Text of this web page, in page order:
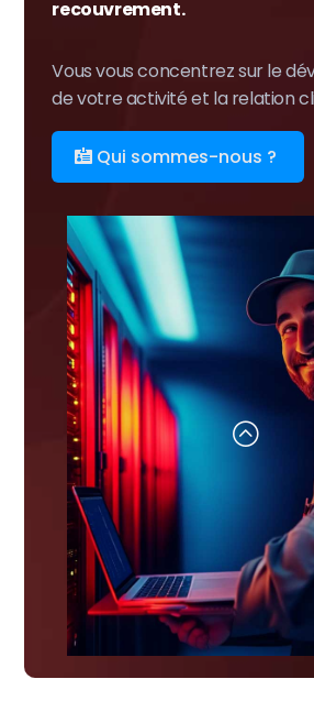
recouvrement.
Vous vous concentrez sur le
de votre activité et la relation
Qui sommes-nous ?
: